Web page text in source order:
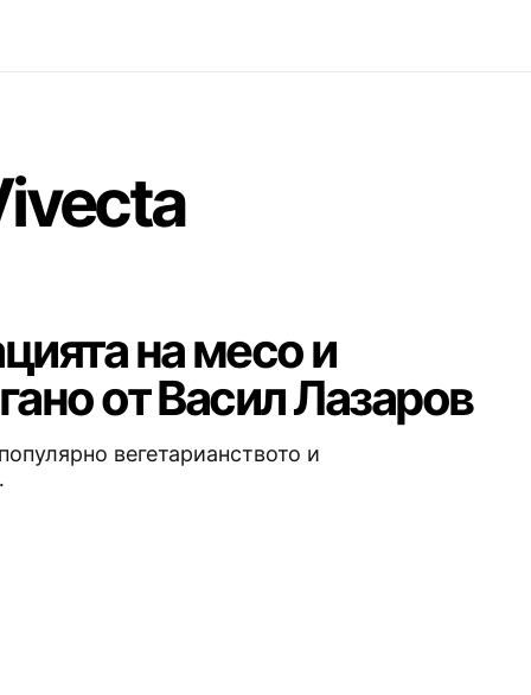
на месо и
от Васил Лазаров
вегетарианството и